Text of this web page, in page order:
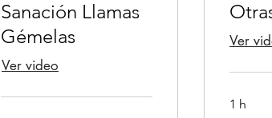
Sanación Llamas
Gémelas
Leer más
Leer
1 h
Ver video
Ver